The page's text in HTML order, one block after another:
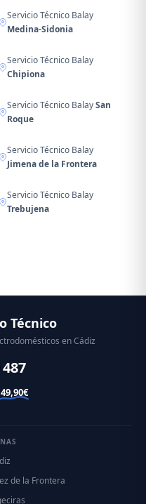
Servicio Técnico Balay
Medina-Sidonia
Servicio Técnico Balay
Chipiona
Servicio Técnico BalaySan
Roque
Servicio Técnico Balay
Jimena de la Frontera
Servicio Técnico Balay
Trebujena
Técnico
en Cádiz
49,90€
de la Frontera